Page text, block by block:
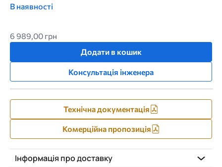
В наявності
6 989,00 грн
Додати в кошик
Консультація інженера
Технічна документація
Комерційна пропозиція
Інформація про доставку